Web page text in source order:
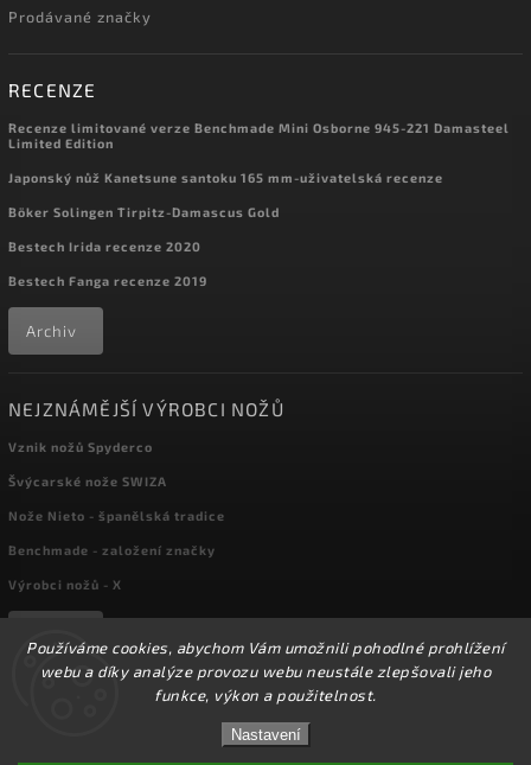
Používáme cookies, abychom Vám umožnili pohodlné prohlížení
webu a díky analýze provozu webu neustále zlepšovali jeho
funkce, výkon a použitelnost.
Nastavení
☀️Ve dnech 3-14.8 2026 máme zavřeno z důvodu
DOVOLENÉ. Eshop zůstává v provozu, objednávky
budeme zpracovávat v pondělí 17.8.2026. Děkujeme za
Prodávané značky
RECENZE
Recenze limitované verze Benchmade Mini Osborne 945-221 Damasteel
Limited Edition
Japonský nůž Kanetsune santoku 165 mm-uživatelská recenze
Böker Solingen Tirpitz-Damascus Gold
Bestech Irida recenze 2020
Bestech Fanga recenze 2019
Archiv
NEJZNÁMĚJŠÍ VÝROBCI NOŽŮ
Vznik nožů Spyderco
Švýcarské nože SWIZA
Nože Nieto - španělská tradice
Benchmade - založení značky
Výrobci nožů - X
kapesni-noze.cz
Upravit nastavení cookies